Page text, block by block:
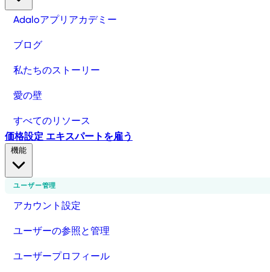
Adaloアプリアカデミー
ブログ
私たちのストーリー
愛の壁
すべてのリソース
価格設定 エキスパートを雇う
ユーザー管理
アカウント設定
ユーザーの参照と管理
ユーザープロフィール